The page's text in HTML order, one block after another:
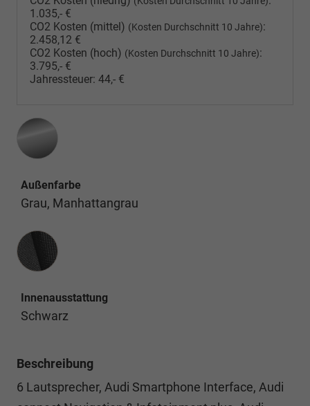
1.035,- €
CO2 Kosten (mittel) (Kosten Durchschnitt 10 Jahre):
2.458,12 €
CO2 Kosten (hoch) (Kosten Durchschnitt 10 Jahre):
3.795,- €
Jahressteuer: 44,- €
Außenfarbe
Grau, Manhattangrau
Innenausstattung
Innenausstattung
Schwarz
Beschreibung
6 Lautsprecher, Audi Smartphone Interface, Audi